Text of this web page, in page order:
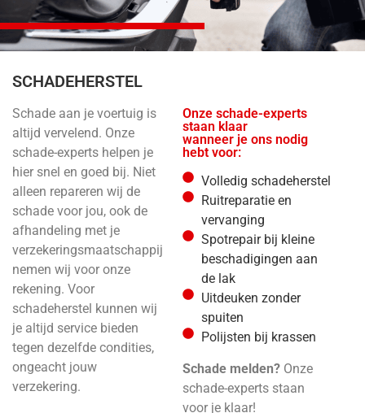
SCHADEHERSTEL
Schade aan je voertuig is
altijd vervelend. Onze
schade-experts helpen je
hier snel en goed bij. Niet
alleen repareren wij de
schade voor jou, ook de
afhandeling met je
verzekeringsmaatschappij
nemen wij voor onze
rekening. Voor
schadeherstel kunnen wij
je altijd service bieden
tegen dezelfde condities,
ongeacht jouw
verzekering.
Onze schade-experts
staan klaar
wanneer je ons nodig
hebt voor:
Volledig schadeherstel
Ruitreparatie en
vervanging
Spotrepair bij kleine
beschadigingen aan
de lak
Uitdeuken zonder
spuiten
Polijsten bij krassen
Schade melden? Onze
schade-experts staan
voor je klaar!